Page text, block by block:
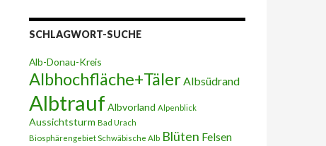
SCHLAGWORT-SUCHE
Alb-Donau-Kreis
Albhochfläche+TälerAlbsüdrand
Albtrauf Albvorland Alpenblick
Aussichtsturm Bad Urach
Biosphärengebiet Schwäbische Alb Blüten Felsen